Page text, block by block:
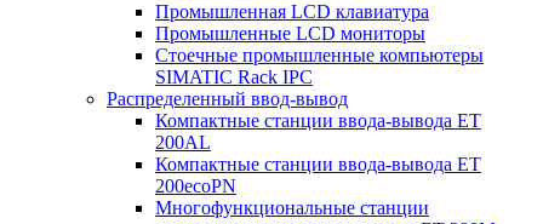
Промышленная LCD клавиатура
Промышленные LCD мониторы
Стоечные промышленные компьютеры
SIMATIC Rack IPC
Распределенный ввод-вывод
Компактные станции ввода-вывода ET
200AL
Компактные станции ввода-вывода ET
200ecoPN
Многофункциональные станции